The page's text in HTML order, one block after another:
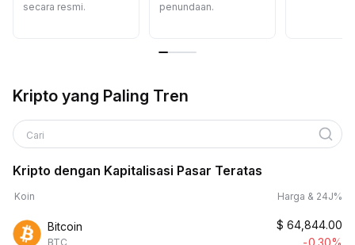
secara resmi.
penundaan.
Kripto yang Paling Tren
Cari
Kripto dengan Kapitalisasi Pasar Teratas
Koin Harga & 24J%
Bitcoin
BTC
$ 64,844.00
-0.30%